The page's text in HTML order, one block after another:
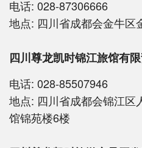
电话: 028-87306666
地点: 四川省成都会金牛区
四川尊龙凯时锦江旅馆有
电话: 028-85507946
地点: 四川省成都会锦江区
馆锦苑楼6楼